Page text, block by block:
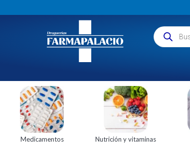
Medicamentos Nutrición y vitaminas